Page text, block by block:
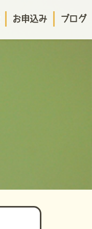
お申込み ブログ